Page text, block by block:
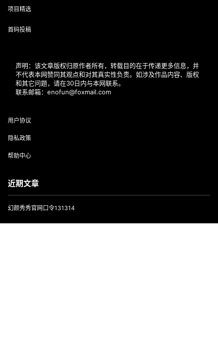
项目精选
首码投稿
声明：该文章版权归原作者所有，转载目的在于传递更多信息，并
不代表本网赞同其观点和对其真实性负责。如涉及作品内容、版权
和其它问题，请在30日内与本网联系。
联系邮箱：enofun@foxmail.com
用户协议
隐私政策
帮助中心
近期文章
幻颜秀秀官网口令131314